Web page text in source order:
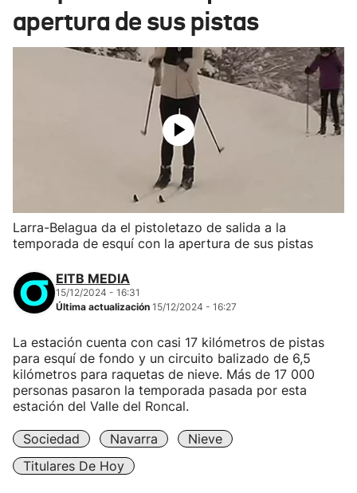
apertura de sus pistas
Larra-Belagua da el pistoletazo de salida a la
temporada de esquí con la apertura de sus pistas
EITB MEDIA
15/12/2024 - 16:31
Última actualización 15/12/2024 - 16:27
La estación cuenta con casi 17 kilómetros de pistas
para esquí de fondo y un circuito balizado de 6,5
kilómetros para raquetas de nieve. Más de 17 000
personas pasaron la temporada pasada por esta
estación del Valle del Roncal.
Sociedad Navarra
Nieve
Titulares De Hoy